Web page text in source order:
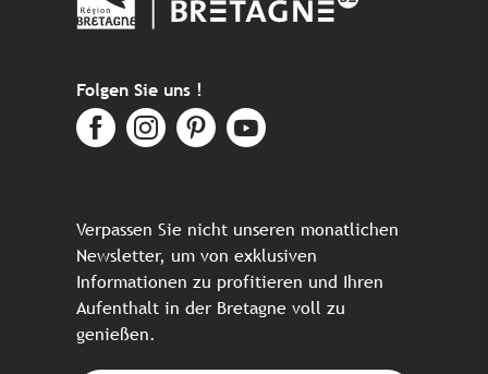
Folgen Sie uns !
Verpassen Sie nicht unseren monatlichen
Newsletter, um von exklusiven
Informationen zu profitieren und Ihren
Aufenthalt in der Bretagne voll zu
genießen.